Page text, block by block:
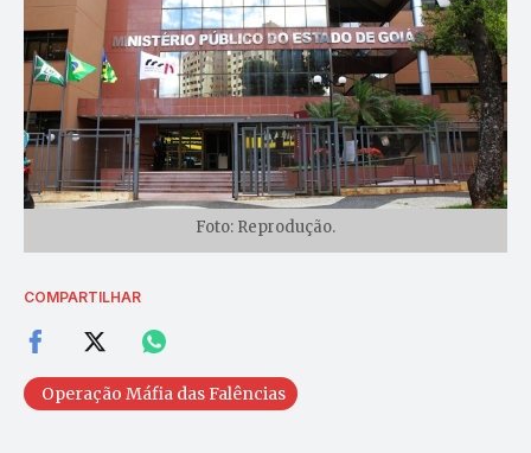
Foto: Reprodução.
COMPARTILHAR
Operação Máfia das Falências